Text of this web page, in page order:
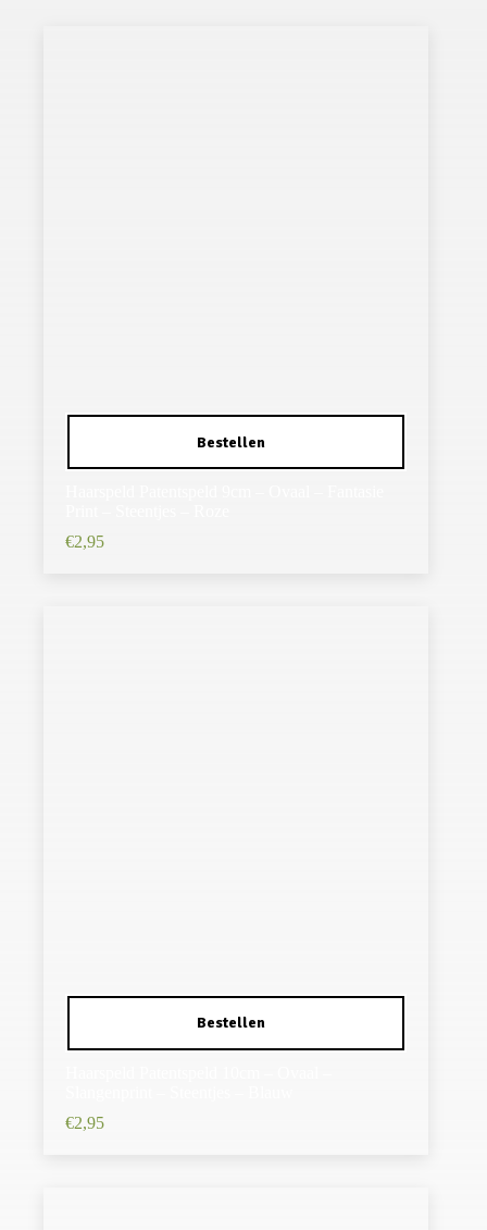
€2,95
€2,95